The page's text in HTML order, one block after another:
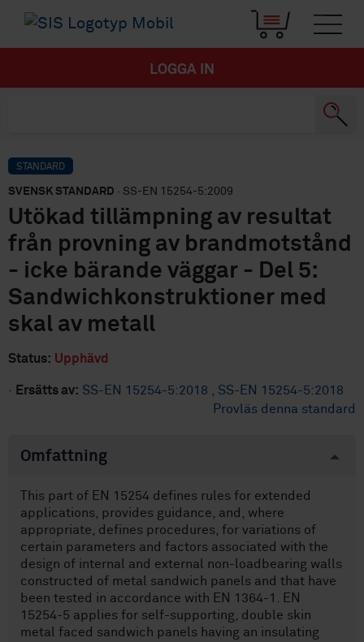
LOGGA IN
STANDARD
SVENSK STANDARD · SS-EN 15254-5:2009
Utökad tillämpning av resultat
från provning av brandmotstånd
- icke bärande väggar - Del 5:
Sandwichkonstruktioner med
skal av metall
Status: Upphävd
· Ersätts av: SS-EN 15254-5:2018 , SS-EN 15254-5:2018
Provläs denna standard
Omfattning
This part of EN 15254 defines rules for extended
applications, provides guidance, and, where
appropriate, defines procedures, for variations of
certain parameters and factors associated with the
design of internal and external non-loadbearing walls
constructed of metal sandwich panels and that have
been tested in accordance with EN 1364-1. EN
15254-5 applies for self-supporting, double skin
metal faced sandwich panels having an insulating